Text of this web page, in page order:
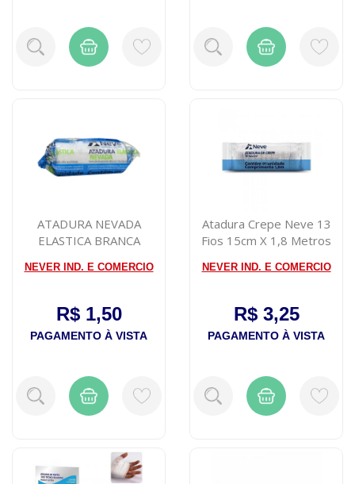
ATADURA NEVADA
ELASTICA BRANCA
NEVER IND. E COMERCIO
R$ 1,50
PAGAMENTO À VISTA
Atadura Crepe Neve 13
Fios 15cm X 1,8 Metros
NEVER IND. E COMERCIO
R$ 3,25
PAGAMENTO À VISTA